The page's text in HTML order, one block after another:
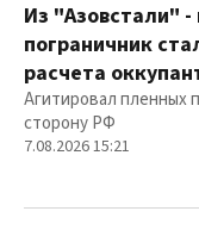
Из "Азовстали"
пограничник
расчета
Агитировал пленных
сторону РФ
7.08.2026 15:21